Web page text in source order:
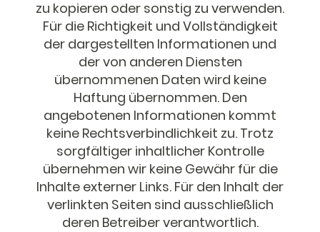
zu kopieren oder sonstig zu verwenden.
Für die Richtigkeit und Vollständigkeit
der dargestellten Informationen und
der von anderen Diensten
übernommenen Daten wird keine
Haftung übernommen. Den
angebotenen Informationen kommt
keine Rechtsverbindlichkeit zu. Trotz
sorgfältiger inhaltlicher Kontrolle
übernehmen wir keine Gewähr für die
Inhalte externer Links. Für den Inhalt der
verlinkten Seiten sind ausschließlich
deren Betreiber verantwortlich.